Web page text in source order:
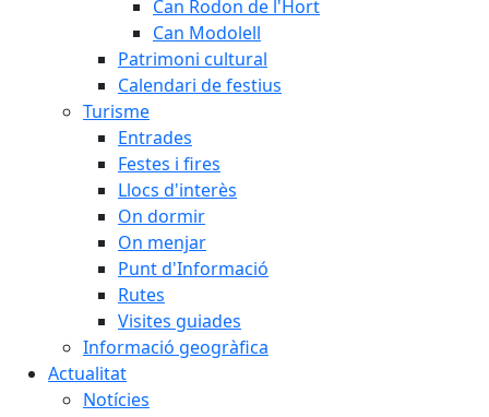
Can Rodon de l'Hort
Can Modolell
Patrimoni cultural
Calendari de festius
Turisme
Entrades
Festes i fires
Llocs d'interès
On dormir
On menjar
Punt d'Informació
Rutes
Visites guiades
Informació geogràfica
Actualitat
Notícies